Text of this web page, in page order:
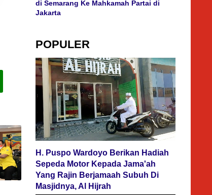
di Semarang Ke Mahkamah Partai di
Jakarta
POPULER
H. Puspo Wardoyo Berikan Hadiah
Sepeda Motor Kepada Jama'ah
Yang Rajin Berjamaah Subuh Di
Masjidnya, Al Hijrah